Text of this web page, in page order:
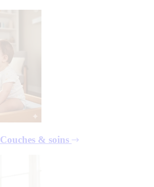
Couches & soins